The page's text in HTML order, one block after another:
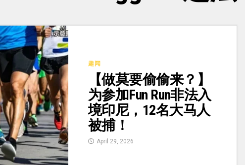
趣闻
【做莫要偷偷来？】
为参加Fun Run非法入
境印尼，12名大马人
被捕！
April 29, 2026